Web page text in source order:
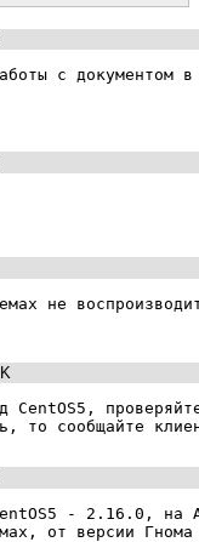
с документом
не
CentOS5,
то сообщайте
- 2.16.0,
от версии